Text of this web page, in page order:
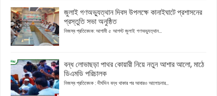
জুলাই গণঅভ্যুত্থান দিবস উপলক্ষে কানাইঘাটে প্রশাসনের
প্রস্তুতি সভা অনুষ্ঠিত
নিজস্ব প্রতিবেদক: আগামী ৫ আগস্ট জুলাই গণঅভ্যুত্থান...
বন্ধ লোভাছড়া পাথর কোয়ারী নিয়ে নতুন আশার আলো, মাঠে
ডিএমডি পরিচালক
নিজস্ব প্রতিবেদক : দীর্ঘদিন বন্ধ থাকার পর আবারও আলোচনার...